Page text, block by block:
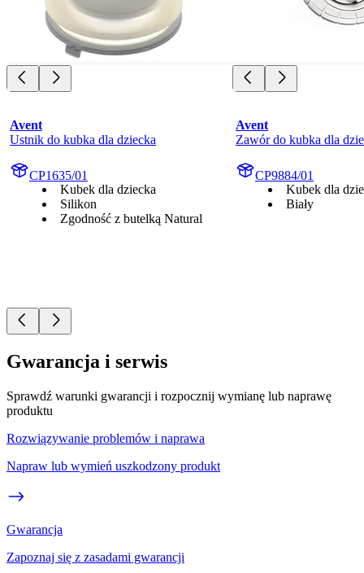
Avent
Ustnik do kubka dla dziecka
CP1635/01
Kubek dla dziecka
Silikon
Zgodność z butelką Natural
Avent
Zawór do kubka dla
CP9884/01
Kubek dla
Biały
Gwarancja i serwis
Sprawdź warunki gwarancji i rozpocznij wymianę lub naprawę
produktu
Rozwiązywanie problemów i naprawa
Napraw lub wymień uszkodzony produkt
Gwarancja
Zapoznaj się z zasadami gwarancji